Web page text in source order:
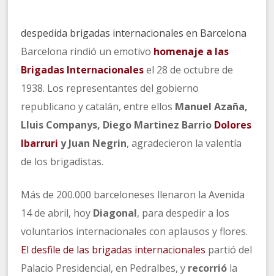
despedida brigadas internacionales en Barcelona
Barcelona rindió un emotivo homenaje a las
Brigadas Internacionalesel 28 de octubre de
1938. Los representantes del gobierno
republicano y catalán, entre ellos Manuel Azaña,
Lluis Companys, Diego Martinez Barrio Dolores
Ibarruriy Juan Negrin, agradecieron la valentía
de los brigadistas.
Más de 200.000 barceloneses llenaron la Avenida
14 de abril, hoy Diagonal, para despedir a los
voluntarios internacionales con aplausos y flores.
El desfile de las brigadas internacionales partió del
Palacio Presidencial, en Pedralbes, y recorrió la